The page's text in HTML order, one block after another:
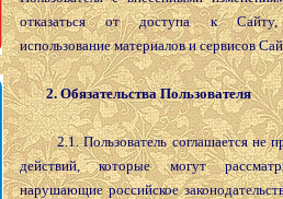
отказаться от доступа к Сайту,
использование материалов и сервисов
2. Обязательства Пользователя
2.1. Пользователь соглашается не
действий, которые могут
нарушающие российское